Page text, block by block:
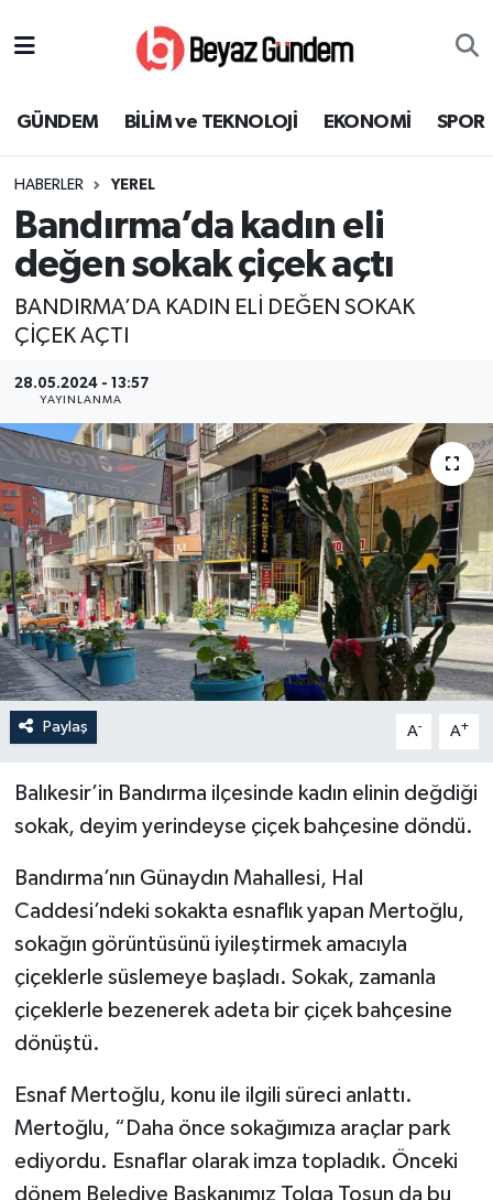
GÜNDEM BİLİM ve TEKNOLOJİ EKONOMİ SPOR
HABERLER YEREL
Bandırma’da kadın eli
değen sokak çiçek açtı
BANDIRMA’DA KADIN ELİ DEĞEN SOKAK
ÇİÇEK AÇTI
28.05.2024 - 13:57
YAYINLANMA
Paylaş A- A+
Balıkesir’in Bandırma ilçesinde kadın elinin değdiği
sokak, deyim yerindeyse çiçek bahçesine döndü.
Bandırma’nın Günaydın Mahallesi, Hal
Caddesi’ndeki sokakta esnaflık yapan Mertoğlu,
sokağın görüntüsünü iyileştirmek amacıyla
çiçeklerle süslemeye başladı. Sokak, zamanla
çiçeklerle bezenerek adeta bir çiçek bahçesine
dönüştü.
Esnaf Mertoğlu, konu ile ilgili süreci anlattı.
Mertoğlu, “Daha önce sokağımıza araçlar park
ediyordu. Esnaflar olarak imza topladık. Önceki
dönem Belediye Başkanımız Tolga Tosun da bu
EKONOMİ
SPOR
SAĞLIK
KÜLTÜR SANAT
MAGAZİN
YEREL
Süper Lig Puan Durumu ve Fikstür
Tüm Manşetler
Son Dakika Haberleri